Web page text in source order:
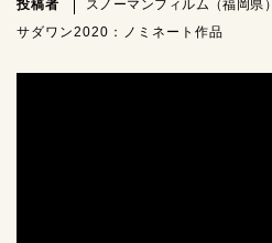
投稿者
スノーマンフィルム（福岡県）
サダワン2020：ノミネート作品